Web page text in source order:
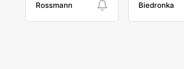
Rossmann Biedronka